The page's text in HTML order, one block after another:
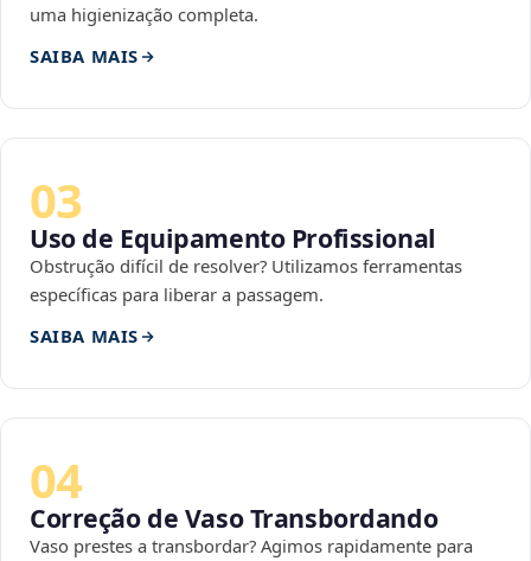
uma higienização completa.
SAIBA MAIS
03
Uso de Equipamento Profissional
Obstrução difícil de resolver? Utilizamos ferramentas
específicas para liberar a passagem.
SAIBA MAIS
04
Correção de Vaso Transbordando
Vaso prestes a transbordar? Agimos rapidamente para